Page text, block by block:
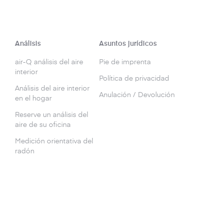
Análisis
air-Q análisis del aire
interior
Análisis del aire interior
en el hogar
Reserve un análisis del
aire de su oficina
Medición orientativa del
radón
Asuntos jurídicos
Pie de imprenta
Política de privacidad
Anulación / Devolución